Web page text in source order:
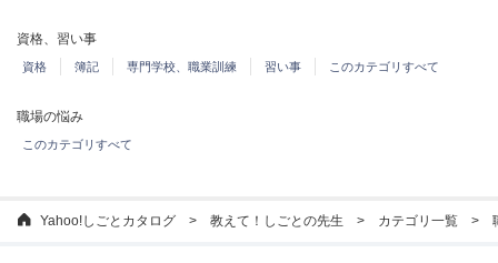
資格、習い事
資格 簿記 専門学校、職業訓練 習い事 このカテゴリすべて
職場の悩み
このカテゴリすべて
Yahoo!しごとカタログ 教えて！しごとの先生 カテゴリ一覧